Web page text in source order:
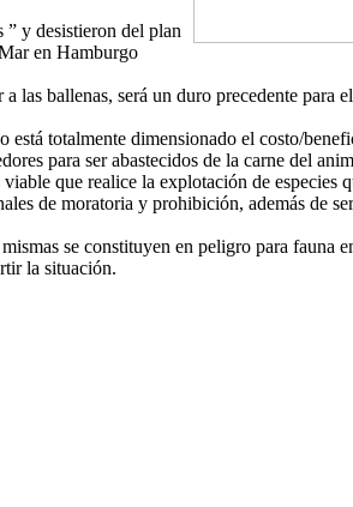
” y desistieron del plan
en Hamburgo
las ballenas, será un duro precedente para
totalmente dimensionado el costo/
para ser abastecidos de la carne del
que realice la explotación de especies
de moratoria y prohibición, además de
se constituyen en peligro para fauna
la situación.